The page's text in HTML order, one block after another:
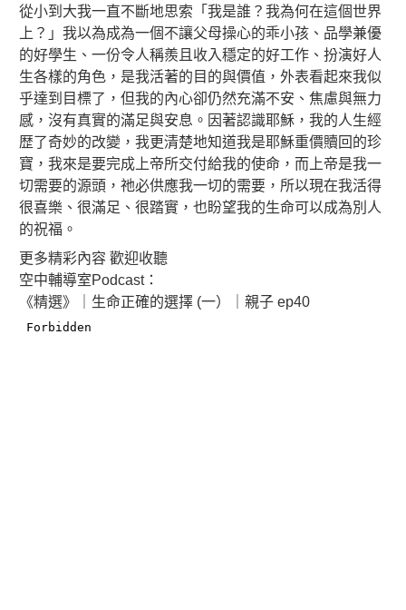
從小到大我一直不斷地思索「我是誰？我為何在這個世界
上？」我以為成為一個不讓父母操心的乖小孩、品學兼優
的好學生、一份令人稱羨且收入穩定的好工作、扮演好人
生各樣的角色，是我活著的目的與價值，外表看起來我似
乎達到目標了，但我的內心卻仍然充滿不安、焦慮與無力
感，沒有真實的滿足與安息。因著認識耶穌，我的人生經
歴了奇妙的改變，我更清楚地知道我是耶穌重價贖回的珍
寶，我來是要完成上帝所交付給我的使命，而上帝是我一
切需要的源頭，祂必供應我一切的需要，所以現在我活得
很喜樂、很滿足、很踏實，也盼望我的生命可以成為別人
的祝福。
更多精彩內容 歡迎收聽
空中輔導室Podcast：
《精選》｜生命正確的選擇 (一）｜親子 ep40